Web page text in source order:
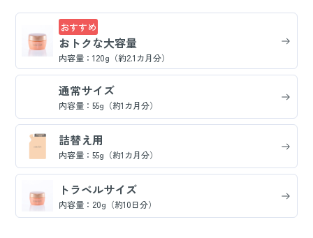
おすすめ
おトクな大容量
内容量：120g（約2.1カ月分）
通常サイズ
内容量：55g（約1カ月分）
詰替え用
内容量：55g（約1カ月分）
トラベルサイズ
内容量：20g（約10日分）